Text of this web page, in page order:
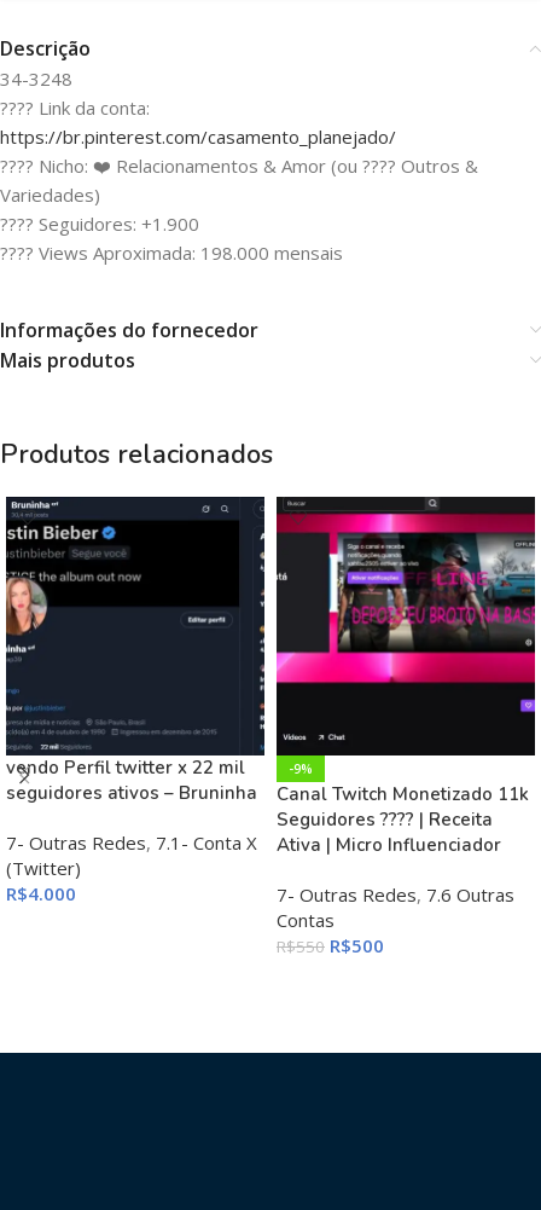
Descrição
34-3248
???? Link da conta:
https://br.pinterest.com/casamento_planejado/
???? Nicho: ❤️ Relacionamentos & Amor (ou ???? Outros &
Variedades)
???? Seguidores: +1.900
???? Views Aproximada: 198.000 mensais
Informações do fornecedor
Mais produtos
Produtos relacionados
vendo Perfil twitter x 22 mil
seguidores ativos – Bruninha
7- Outras Redes, 7.1- Conta X
(Twitter)
R$4.000
-9%
Canal Twitch Monetizado 11k
Seguidores ???? | Receita
Ativa | Micro Influenciador
7- Outras Redes, 7.6 Outras
Contas
R$550 R$500